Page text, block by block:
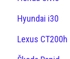
Hyundai i30
Lexus CT200h